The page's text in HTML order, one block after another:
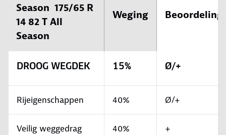
Season 175/65 R
14 82 T All
Season
Weging Beoordeling
DROOG WEGDEK 15% Ø/+
Rijeigenschappen 40% Ø/+
Veilig weggedrag 40% +